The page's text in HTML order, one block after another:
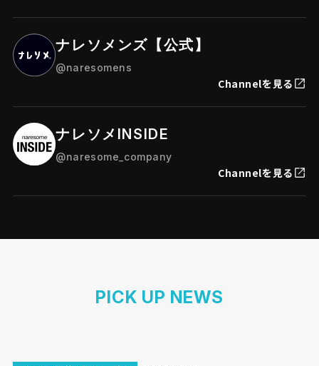
ナレソメンズ【公式】
@naresomens
Channelを見る
ナレソメINSIDE
@naresome_company
Channelを見る
PICK UP NEWS